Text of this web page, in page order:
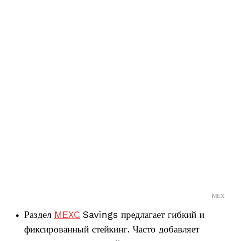
Раздел MEXC Savings предлагает гибкий и
фиксированный стейкинг. Часто добавляет